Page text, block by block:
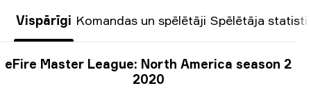
Vispārīgi Komandas un spēlētāji Spēlētāja
Turnīra info
eFire Master League: North America season 2
2020